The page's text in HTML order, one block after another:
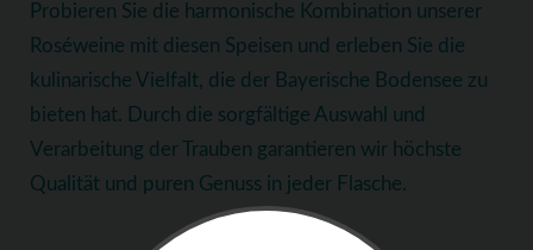
Probieren Sie die harmonische Kombination unserer
Roséweine mit diesen Speisen und erleben Sie die
kulinarische Vielfalt, die der Bayerische Bodensee zu
bieten hat. Durch die sorgfältige Auswahl und
Verarbeitung der Trauben garantieren wir höchste
Qualität und puren Genuss in jeder Flasche.